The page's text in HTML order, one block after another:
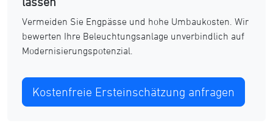
Vermeiden Sie Engpässe und hohe Umbaukosten. Wir
bewerten Ihre Beleuchtungsanlage unverbindlich auf
Modernisierungspotenzial.
Kostenfreie Ersteinschätzung anfragen